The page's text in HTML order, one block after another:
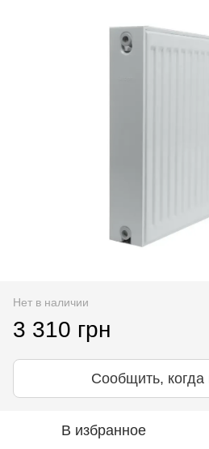
Нет в наличии
3 310 грн
Сообщить, когда
В избранное